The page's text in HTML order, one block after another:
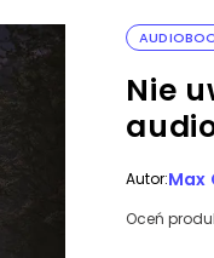
Nie
Autor:Max
Oceń